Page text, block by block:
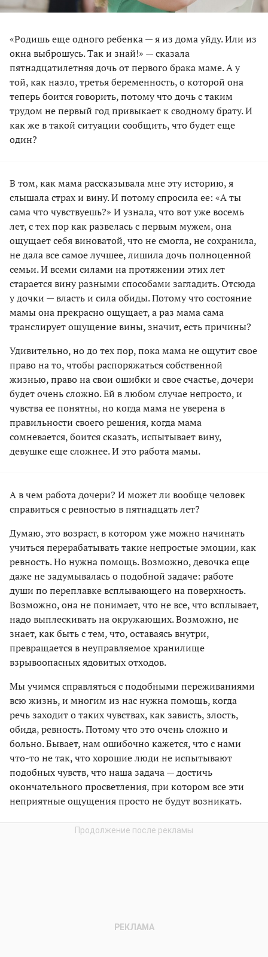
«Родишь еще одного ребенка — я из дома уйду. Или из
окна выброшусь. Так и знай!» — сказала
пятнадцатилетняя дочь от первого брака маме. А у
той, как назло, третья беременность, о которой она
теперь боится говорить, потому что дочь с таким
трудом не первый год привыкает к сводному брату. И
как же в такой ситуации сообщить, что будет еще
один?
В том, как мама рассказывала мне эту историю, я
слышала страх и вину. И потому спросила ее: «А ты
сама что чувствуешь?» И узнала, что вот уже восемь
лет, с тех пор как развелась с первым мужем, она
ощущает себя виноватой, что не смогла, не сохранила,
не дала все самое лучшее, лишила дочь полноценной
семьи. И всеми силами на протяжении этих лет
старается вину разными способами загладить. Отсюда
у дочки — власть и сила обиды. Потому что состояние
мамы она прекрасно ощущает, а раз мама сама
транслирует ощущение вины, значит, есть причины?
Удивительно, но до тех пор, пока мама не ощутит свое
право на то, чтобы распоряжаться собственной
жизнью, право на свои ошибки и свое счастье, дочери
будет очень сложно. Ей в любом случае непросто, и
чувства ее понятны, но когда мама не уверена в
правильности своего решения, когда мама
сомневается, боится сказать, испытывает вину,
девушке еще сложнее. И это работа мамы.
А в чем работа дочери? И может ли вообще человек
справиться с ревностью в пятнадцать лет?
Думаю, это возраст, в котором уже можно начинать
учиться перерабатывать такие непростые эмоции, как
ревность. Но нужна помощь. Возможно, девочка еще
даже не задумывалась о подобной задаче: работе
души по переплавке всплывающего на поверхность.
Возможно, она не понимает, что не все, что всплывает,
надо выплескивать на окружающих. Возможно, не
знает, как быть с тем, что, оставаясь внутри,
превращается в неуправляемое хранилище
взрывоопасных ядовитых отходов.
Мы учимся справляться с подобными переживаниями
всю жизнь, и многим из нас нужна помощь, когда
речь заходит о таких чувствах, как зависть, злость,
обида, ревность. Потому что это очень сложно и
больно. Бывает, нам ошибочно кажется, что с нами
что-то не так, что хорошие люди не испытывают
подобных чувств, что наша задача — достичь
окончательного просветления, при котором все эти
неприятные ощущения просто не будут возникать.